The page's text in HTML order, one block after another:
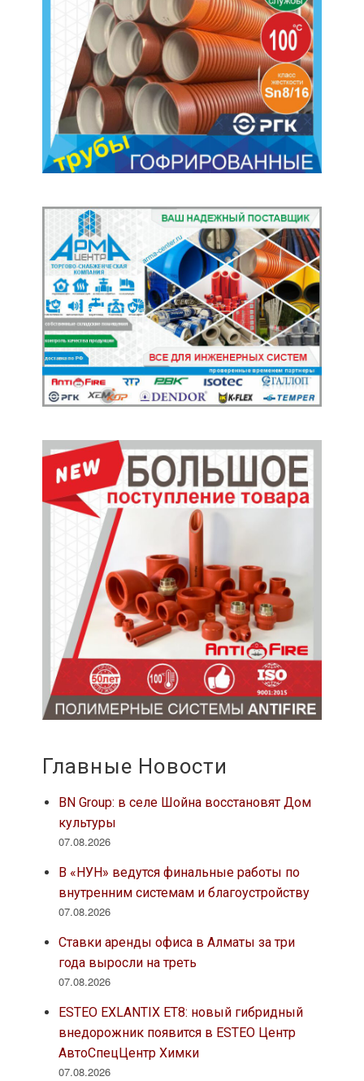
Главные Новости
BN Group: в селе Шойна восстановят Дом
культуры
07.08.2026
В «НУН» ведутся финальные работы по
внутренним системам и благоустройству
07.08.2026
Ставки аренды офиса в Алматы за три
года выросли на треть
07.08.2026
ESTEO EXLANTIX ET8: новый гибридный
внедорожник появится в ESTEO Центр
АвтоСпецЦентр Химки
07.08.2026